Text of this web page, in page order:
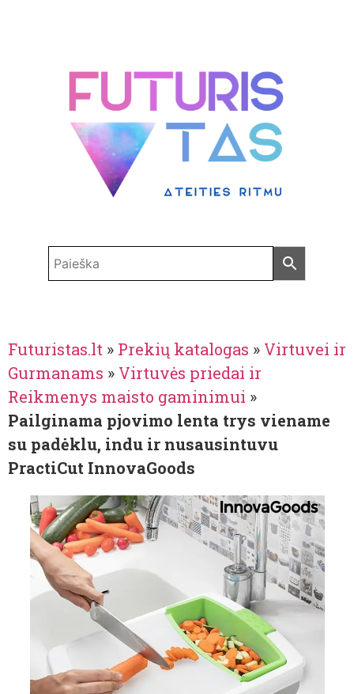
Futuristas.lt » Prekių katalogas » Virtuvei ir
Gurmanams » Virtuvės priedai ir
Reikmenys maisto gaminimui »
Pailginama pjovimo lenta trys viename
su padėklu, indu ir nusausintuvu
PractiCut InnovaGoods